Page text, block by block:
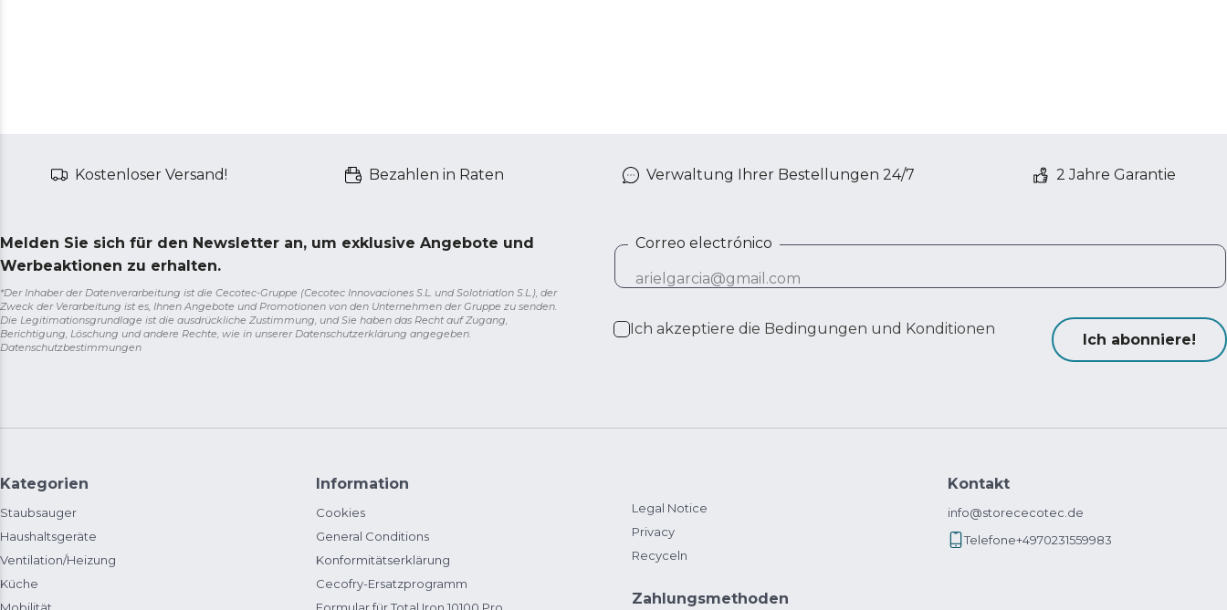
Kostenloser Versand! Bezahlen in Raten Verwaltung Ihrer Bestellungen 24/7 2 Jahre Garantie
Melden Sie sich für den Newsletter an, um exklusive Angebote und
Werbeaktionen zu erhalten.
*Der Inhaber der Datenverarbeitung ist die Cecotec-Gruppe (Cecotec Innovaciones S.L. und Solotriatlon S.L.), der
Zweck der Verarbeitung ist es, Ihnen Angebote und Promotionen von den Unternehmen der Gruppe zu senden.
Die Legitimationsgrundlage ist die ausdrückliche Zustimmung, und Sie haben das Recht auf Zugang,
Berichtigung, Löschung und andere Rechte, wie in unserer Datenschutzerklärung angegeben.
Datenschutzbestimmungen
Correo electrónico
Ich akzeptiere die Bedingungen und Konditionen
Ich abonniere!
Kategorien
Staubsauger
Haushaltsgeräte
Ventilation/Heizung
Küche
Information
Cookies
General Conditions
Konformitätserklärung
Cecofry-Ersatzprogramm
Legal Notice
Privacy
Recyceln
Zahlungsmethoden
Kontakt
info@storececotec.de
Telefone+4970231559983